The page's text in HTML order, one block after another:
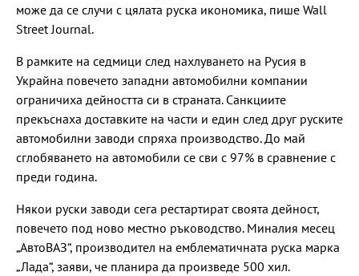
може да се случи с цялата руска икономика, пише Wall
Street Journal.
В рамките на седмици след нахлуването на Русия в
Украйна повечето западни автомобилни компании
ограничиха дейността си в страната. Санкциите
прекъснаха доставките на части и един след друг руските
автомобилни заводи спряха производство. До май
сглобяването на автомобили се сви с 97% в сравнение с
преди година.
Някои руски заводи сега рестартират своята дейност,
повечето под ново местно ръководство. Миналия месец
„АвтоВАЗ“, производител на емблематичната руска марка
„Лада“, заяви, че планира да произведе 500 хил.